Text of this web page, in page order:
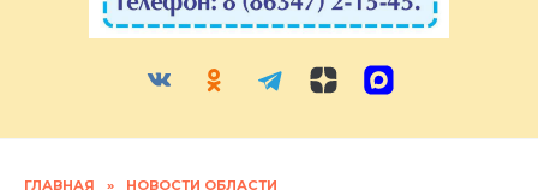
ГЛАВНАЯ » НОВОСТИ ОБЛАСТИ